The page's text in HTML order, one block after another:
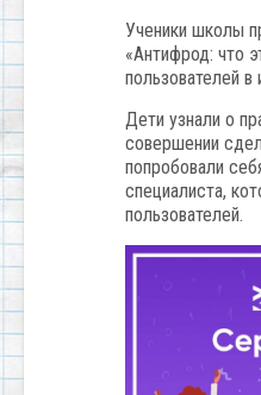
Ученики школы
«Антифрод: что
пользователей в
Дети узнали о
совершении
попробовали
специалиста,
пользователей.